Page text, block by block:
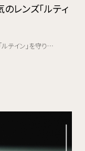
レンズ「ルティ
テイン」を守り…